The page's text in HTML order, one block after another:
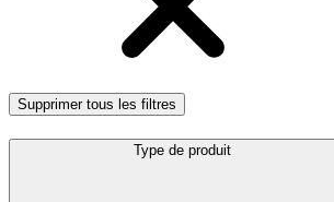
Supprimer tous les filtres
Type de produit